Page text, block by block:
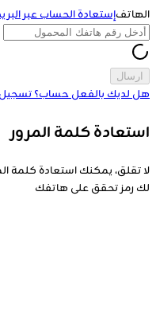
الهاتفإستعادة الحساب عبر
ارسال
هل لديك بالفعل حساب؟
استعادة كلمة المرور
لا تقلق، يمكنك استعادة
لك رمز تحقق على هاتفك